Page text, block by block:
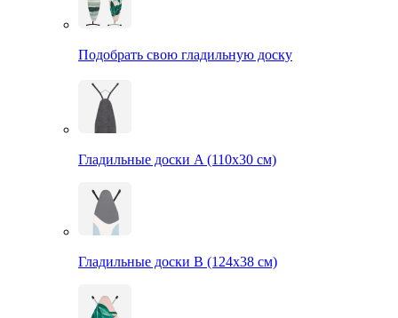
Подобрать свою гладильную доску
Гладильные доски A (110х30 см)
Гладильные доски B (124х38 см)